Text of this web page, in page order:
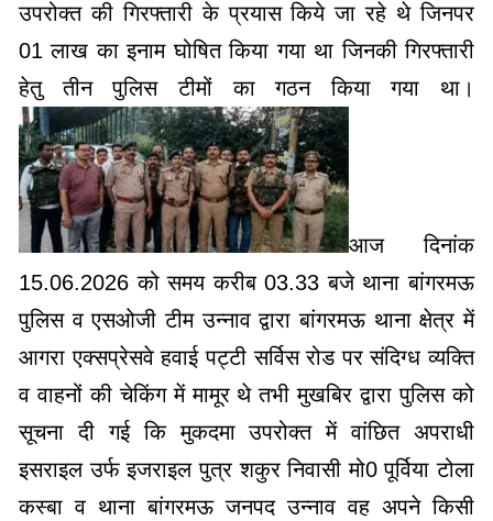
उपरोक्त की गिरफ्तारी के प्रयास किये जा रहे थे जिनपर
01 लाख का इनाम घोषित किया गया था जिनकी गिरफ्तारी
हेतु तीन पुलिस टीमों का गठन किया गया था।
आज दिनांक
15.06.2026 को समय करीब 03.33 बजे थाना बांगरमऊ
पुलिस व एसओजी टीम उन्नाव द्वारा बांगरमऊ थाना क्षेत्र में
आगरा एक्सप्रेसवे हवाई पट्टी सर्विस रोड पर संदिग्ध व्यक्ति
व वाहनों की चेकिंग में मामूर थे तभी मुखबिर द्वारा पुलिस को
सूचना दी गई कि मुकदमा उपरोक्त में वांछित अपराधी
इसराइल उर्फ इजराइल पुत्र शकुर निवासी मो0 पूर्विया टोला
कस्बा व थाना बांगरमऊ जनपद उन्नाव वह अपने किसी